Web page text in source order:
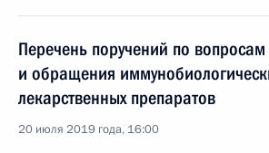
Перечень поручений по вопросам
и обращения
лекарственных препаратов
20 июля 2019 года, 16:00